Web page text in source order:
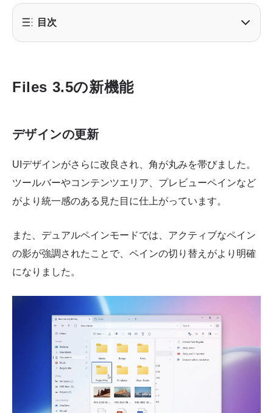
目次
Files 3.5の新機能
デザインの更新
UIデザインがさらに改良され、角が丸みを帯びました。
ツールバーやコンテンツエリア、プレビューペインなど
がより統一感のある見た目に仕上がっています。
また、デュアルペインモードでは、アクティブなペイン
の影が強調されたことで、ペインの切り替えがより明確
になりました。